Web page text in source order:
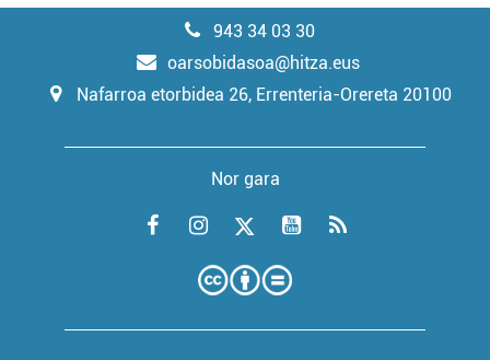
943 34 03 30
oarsobidasoa@hitza.eus
Nafarroa etorbidea 26, Errenteria-Orereta 20100
Nor gara